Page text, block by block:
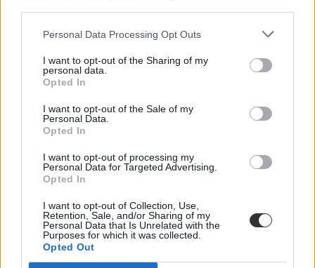
Personal Data Processing Opt Outs
I want to opt-out of the Sharing of my
personal data.
Opted In
I want to opt-out of the Sale of my
Personal Data.
Opted In
I want to opt-out of processing my
Personal Data for Targeted Advertising.
Opted In
I want to opt-out of Collection, Use,
Retention, Sale, and/or Sharing of my
Personal Data that Is Unrelated with the
Purposes for which it was collected.
Opted Out
munkahely
külföldi munkavállalás